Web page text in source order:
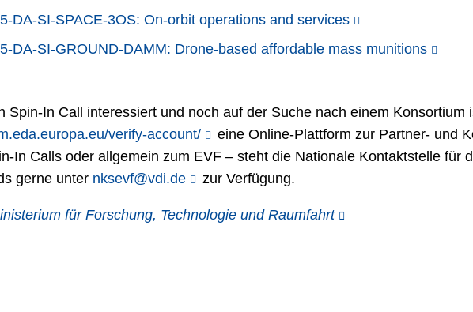
DA-SI-SPACE-3OS: On-orbit operations and services
DA-SI-GROUND-DAMM: Drone-based affordable mass munitions
Spin-In Call interessiert und noch auf der Suche nach einem Konsortium
verify-account/
eine Online-Plattform zur Partner- und
In Calls oder allgemein zum EVF – steht die Nationale Kontaktstelle für
gerne unter nksevf@vdi.de zur Verfügung.
für ­Forschung, Technologie und Raumfahrt